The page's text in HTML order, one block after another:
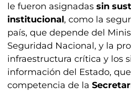
le fueron asignadas sin
institucional, como la
país, que depende del
Seguridad Nacional, y la
infraestructura crítica y los
información del Estado,
competencia de la